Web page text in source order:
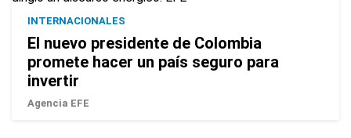
INTERNACIONALES
El nuevo presidente de Colombia
promete hacer un país seguro para
invertir
Agencia EFE